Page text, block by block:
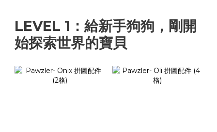
LEVEL 1：給新手狗狗，剛開
始探索世界的寶貝